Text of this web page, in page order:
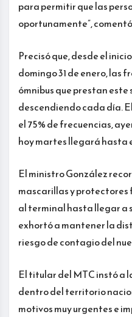
para permitir que las
oportunamente”,
Precisó que, desde el
domingo 31 de enero, las
ómnibus que prestan
descendiendo cada día.
el 75% de frecuencias,
hoy martes llegará hasta
El ministro González
mascarillas y protectores
al terminal hasta llegar a
exhortó a mantener la
riesgo de contagio del
El titular del MTC instó a
dentro del territorio
motivos muy urgentes e